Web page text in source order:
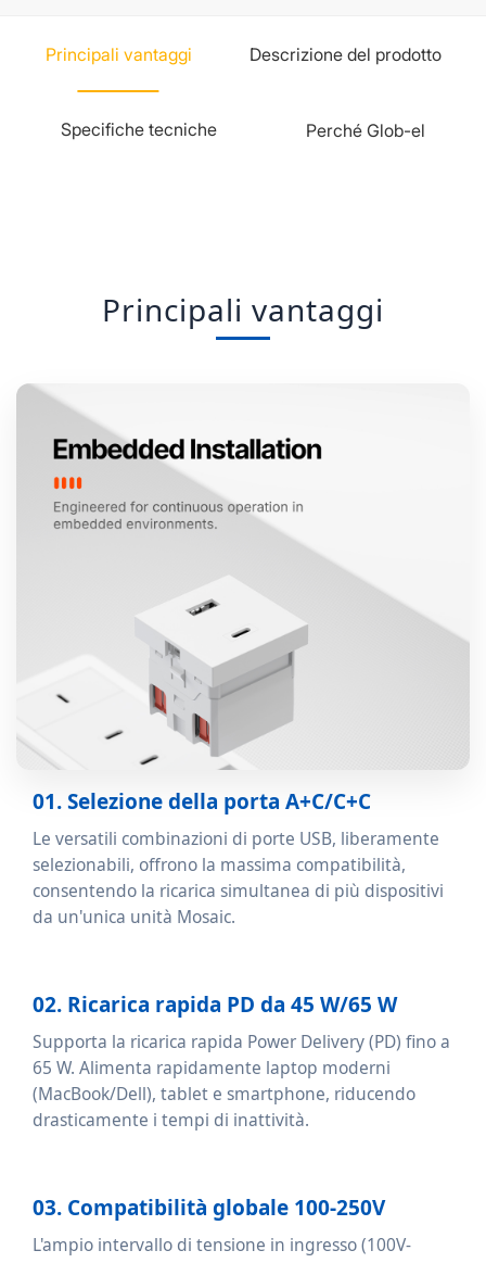
Principali vantaggi Descrizione del prodotto
Specifiche tecniche Perché Glob-el
Principali vantaggi
01. Selezione della porta A+C/C+C
Le versatili combinazioni di porte USB, liberamente
selezionabili, offrono la massima compatibilità,
consentendo la ricarica simultanea di più dispositivi
da un'unica unità Mosaic.
02. Ricarica rapida PD da 45 W/65 W
Supporta la ricarica rapida Power Delivery (PD) fino a
65 W. Alimenta rapidamente laptop moderni
(MacBook/Dell), tablet e smartphone, riducendo
drasticamente i tempi di inattività.
03. Compatibilità globale 100-250V
L'ampio intervallo di tensione in ingresso (100V-